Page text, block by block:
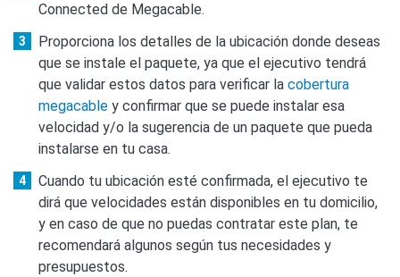
Connected de Megacable.
Proporciona los detalles de la ubicación donde deseas
que se instale el paquete, ya que el ejecutivo tendrá
que validar estos datos para verificar la cobertura
megacable y confirmar que se puede instalar esa
velocidad y/o la sugerencia de un paquete que pueda
instalarse en tu casa.
Cuando tu ubicación esté confirmada, el ejecutivo te
dirá que velocidades están disponibles en tu domicilio,
y en caso de que no puedas contratar este plan, te
recomendará algunos según tus necesidades y
presupuestos.